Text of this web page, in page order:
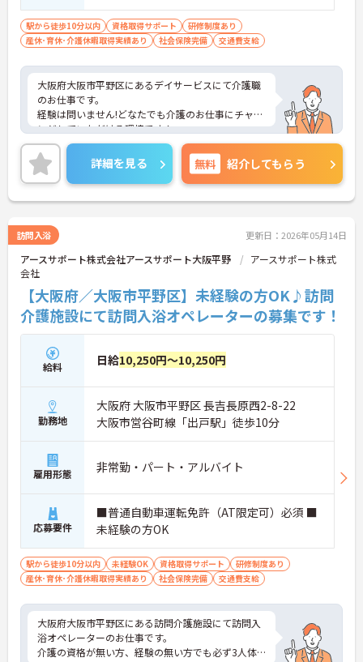
駅から徒歩10分以内 資格取得サポート
研修制度あり
産休･育休･介護休暇取得実績あり
社会保険完備 交通費支給
大阪府大阪市平野区にあるデイサービスにて介護職
のお仕事です。
経験は問いません!どなたでも介護のお仕事にチャレ
ンジしていただける環境です！
ご興味ある方には、面接対策ポイントなど、さらに
詳細をお話しいたしますのでお気軽にご相談くださ
い。
詳細を見る 無料 紹介してもらう
訪問入浴 更新日：2026年05月14日
アースサポート株式会社アースサポート大阪平野
アースサポート株式
会社
【大阪府／大阪市平野区】未経験の方OK♪訪問
介護施設にて訪問入浴オペレーターの募集です！
給料 日給10,250円～10,250円
勤務地
大阪府 大阪市平野区 長吉長原西2-8-22
大阪市営谷町線「出戸駅」徒歩10分
雇用形態 非常勤・パート・アルバイト
応募要件
■普通自動車運転免許（AT限定可）必須 ■
未経験の方OK
駅から徒歩10分以内 未経験OK 資格取得サポート
研修制度あり
産休･育休･介護休暇取得実績あり
社会保険完備 交通費支給
大阪府大阪市平野区にある訪問介護施設にて訪問入
浴オペレーターのお仕事です。
介護の資格が無い方、経験の無い方でも必ず3人体